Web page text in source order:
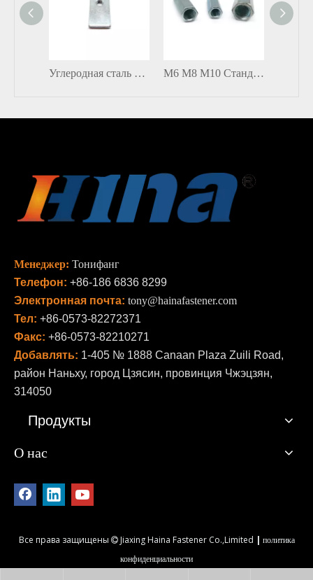
Углеродная сталь сорта 8,8/10,9/12,9 синий белый цинк с цинком с длинным прямоугольником штамповка тонкая гайка M6 M8 M10 Стандартная углеродистая сталь Белая синяя оцинкованная длинная гайка Соединительная гайка
Менеджер: Тонифанг
Телефон: +86-186 6836 8299
Электронная почта: tony@hainafastener.com
Тел: +86-0573-82272371
Факс: +86-0573-82210271
Добавлять: 1-405 № 1888 Canaan Plaza Zuili Road,
район Наньху, город Цзясин, провинция Чжэцзян,
314050
Продукты
О нас
Все права защищены Jiaxing Haina Fastener Co.,Limited | политика
конфиденциальности